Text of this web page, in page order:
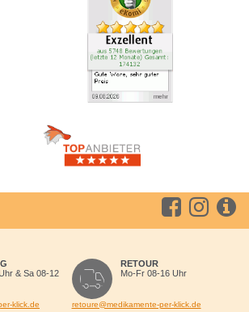
& Sa 08-12
klick.de
RETOUR
Mo-Fr 08-16 Uhr
retoure@medikamente-per-klick.de